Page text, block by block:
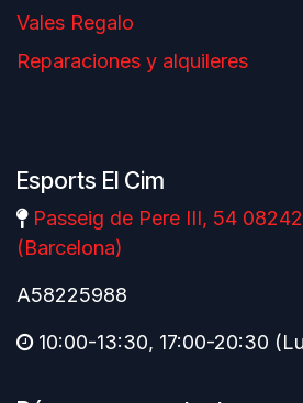
Vales Regalo
Reparaciones y alquileres
Esports El Cim
Passeig de Pere III, 54
(Barcelona)
A58225988
10:00-13:30, 17:00-20:30